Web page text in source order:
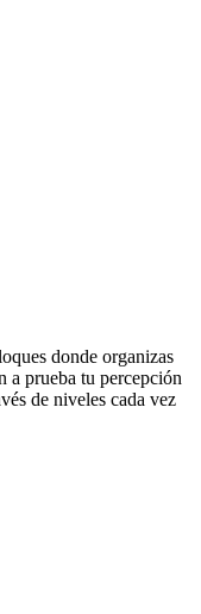
donde organizas
a prueba tu percepción
de niveles cada vez